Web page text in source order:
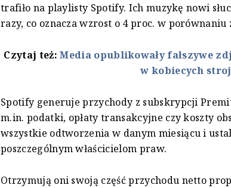
trafiło na playlisty Spotify. Ich muzykę nowi
razy, co oznacza wzrost o 4 proc. w porównaniu
Czytaj też:Media opublikowały fałszywe
w kobiecych
Spotify generuje przychody z subskrypcji
m.in. podatki, opłaty transakcyjne czy koszty
wszystkie odtworzenia w danym miesiącu i
poszczególnym właścicielom praw.
Otrzymują oni swoją część przychodu netto